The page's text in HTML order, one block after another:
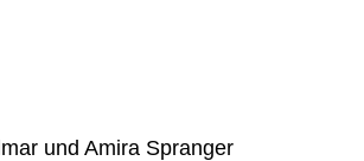
und Amira Spranger